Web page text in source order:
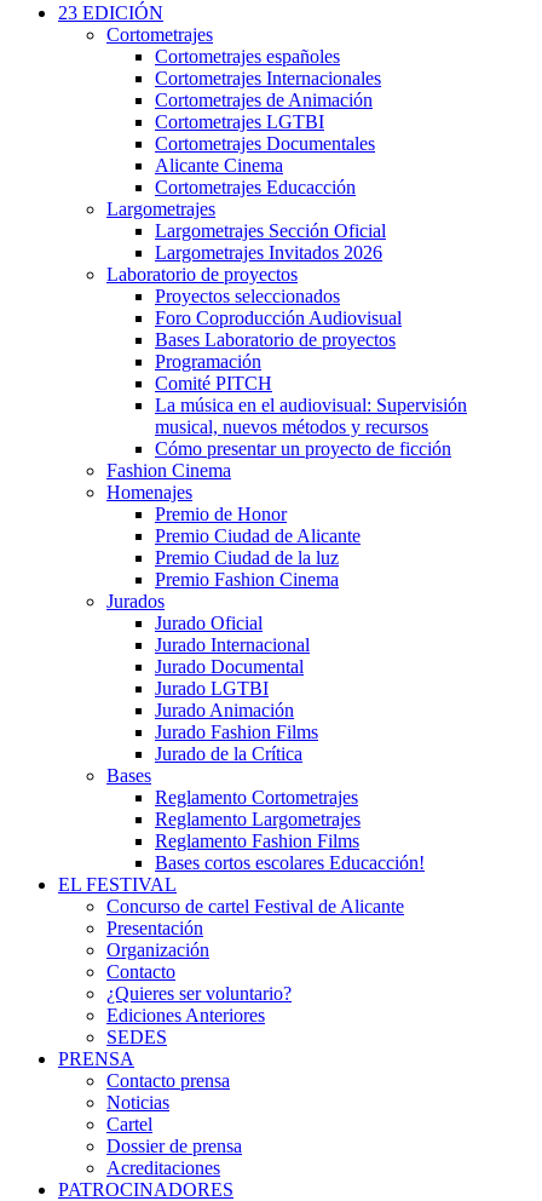
23 EDICIÓN
Cortometrajes
Cortometrajes españoles
Cortometrajes Internacionales
Cortometrajes de Animación
Cortometrajes LGTBI
Cortometrajes Documentales
Alicante Cinema
Cortometrajes Educacción
Largometrajes
Largometrajes Sección Oficial
Largometrajes Invitados 2026
Laboratorio de proyectos
Proyectos seleccionados
Foro Coproducción Audiovisual
Bases Laboratorio de proyectos
Programación
Comité PITCH
La música en el audiovisual: Supervisión
musical, nuevos métodos y recursos
Cómo presentar un proyecto de ficción
Fashion Cinema
Homenajes
Premio de Honor
Premio Ciudad de Alicante
Premio Ciudad de la luz
Premio Fashion Cinema
Jurados
Jurado Oficial
Jurado Internacional
Jurado Documental
Jurado LGTBI
Jurado Animación
Jurado Fashion Films
Jurado de la Crítica
Bases
Reglamento Cortometrajes
Reglamento Largometrajes
Reglamento Fashion Films
Bases cortos escolares Educacción!
EL FESTIVAL
Concurso de cartel Festival de Alicante
Presentación
Organización
Contacto
¿Quieres ser voluntario?
Ediciones Anteriores
SEDES
PRENSA
Contacto prensa
Noticias
Cartel
Dossier de prensa
Acreditaciones
PATROCINADORES